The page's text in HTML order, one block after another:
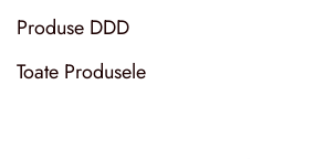
Produse DDD
Toate Produsele